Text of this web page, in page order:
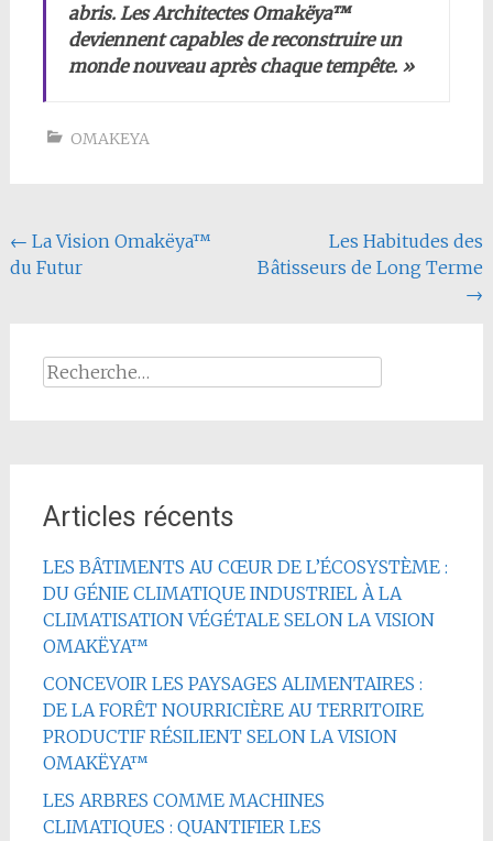
abris. Les Architectes Omakëya™
deviennent capables de reconstruire un
monde nouveau après chaque tempête. »
OMAKEYA
Navigation
de
← La Vision Omakëya™
du Futur
Les Habitudes des
Bâtisseurs de Long Terme
→
Rechercher :
Articles récents
LES BÂTIMENTS AU CŒUR DE L’ÉCOSYSTÈME :
DU GÉNIE CLIMATIQUE INDUSTRIEL À LA
CLIMATISATION VÉGÉTALE SELON LA VISION
OMAKËYA™
CONCEVOIR LES PAYSAGES ALIMENTAIRES :
DE LA FORÊT NOURRICIÈRE AU TERRITOIRE
PRODUCTIF RÉSILIENT SELON LA VISION
OMAKËYA™
LES ARBRES COMME MACHINES
CLIMATIQUES : QUANTIFIER LES